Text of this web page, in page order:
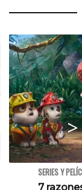
SERIES Y
7